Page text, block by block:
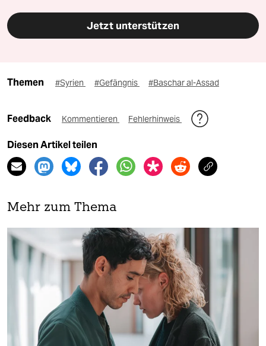
Jetzt unterstützen
Themen #Syrien #Gefängnis #Baschar al-Assad
Feedback Kommentieren Fehlerhinweis
Diesen Artikel teilen
Mehr zum Thema